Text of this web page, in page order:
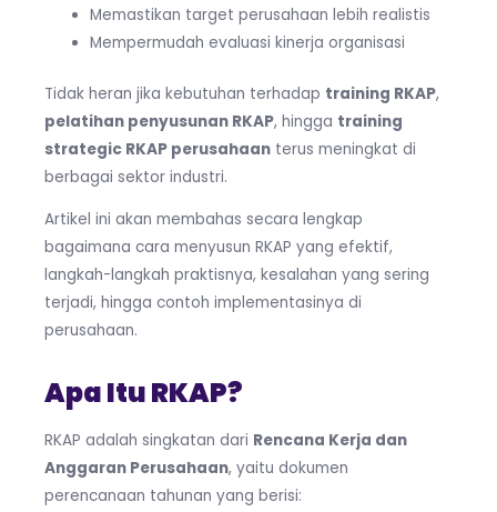
Memastikan target perusahaan lebih realistis
Mempermudah evaluasi kinerja organisasi
Tidak heran jika kebutuhan terhadap training RKAP,
pelatihan penyusunan RKAP, hingga training
strategic RKAP perusahaan terus meningkat di
berbagai sektor industri.
Artikel ini akan membahas secara lengkap
bagaimana cara menyusun RKAP yang efektif,
langkah-langkah praktisnya, kesalahan yang sering
terjadi, hingga contoh implementasinya di
perusahaan.
Apa Itu RKAP?
RKAP adalah singkatan dari Rencana Kerja dan
Anggaran Perusahaan, yaitu dokumen
perencanaan tahunan yang berisi: